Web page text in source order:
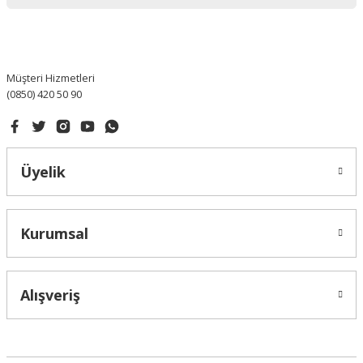
Müşteri Hizmetleri
(0850) 420 50 90
Üyelik
Kurumsal
Alışveriş